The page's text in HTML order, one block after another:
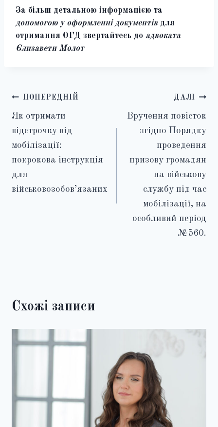
За більш детальною інформацією та
допомогою у оформленні документів для
отримання ОГД звертайтесь до адвоката
Єлизавети Молот
Навігація
записів
ПОПЕРЕДНІЙ
Як отримати
відстрочку від
мобілізації:
покрокова інструкція
для
військовозобов’язаних
ДАЛІ
Вручення повісток
згідно Порядку
проведення
призову громадян
на військову
службу під час
мобілізації, на
особливий період
№560.
Схожі записи